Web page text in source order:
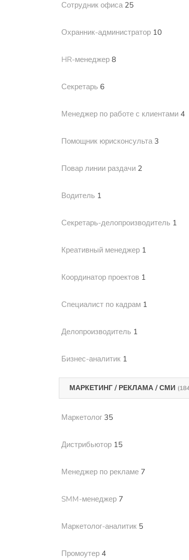
Сотрудник офиса 25
Охранник-администратор 10
HR-менеджер 8
Секретарь 6
Менеджер по работе с клиентами 4
Помощник юрисконсульта 3
Повар линии раздачи 2
Водитель 1
Секретарь-делопроизводитель 1
Креативный менеджер 1
Координатор проектов 1
Специалист по кадрам 1
Делопроизводитель 1
Бизнес-аналитик 1
МАРКЕТИНГ / РЕКЛАМА / СМИ
Маркетолог 35
Дистрибьютор 15
Менеджер по рекламе 7
SMM-менеджер 7
Маркетолог-аналитик 5
Промоутер 4